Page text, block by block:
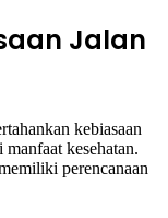
Jalan
kebiasaan
kesehatan.
perencanaan